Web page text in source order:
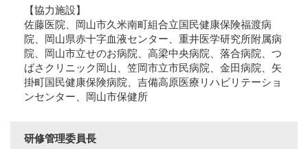
【協力施設】
佐藤医院、岡山市久米南町組合立国民健康保険福渡病
院、岡山県赤十字血液センター、重井医学研究所附属病
院、岡山市立せのお病院、高梁中央病院、落合病院、つ
ばさクリニック岡山、笠岡市立市民病院、金田病院、矢
掛町国民健康保険病院、吉備高原医療リハビリテーショ
ンセンター、岡山市保健所
研修管理委員長